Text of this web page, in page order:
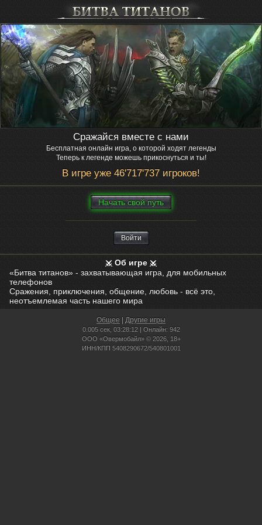
Сражайся вместе с нами
Бесплатная онлайн игра, о которой ходят легенды
Теперь к легенде можешь прикоснуться и ты!
В игре уже 46'717'737 игроков!
Нaчaть свой путь
Войти
Об игре
«Битва титанов» - захватывающая игра, для мобильных
телефонов
Сражения, приключения, общение, любовь - всё это,
неотъемлемая часть нашего мира
Общее Другие игры
0.005 сек, 03:28:12 | Онлайн: 942
ООО «Овермобайл» © 2026, 18+
ИНН/КПП 5408290672/540801001